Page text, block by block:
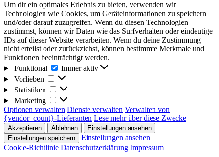
Um dir ein optimales Erlebnis zu bieten, verwenden wir
Technologien wie Cookies, um Geräteinformationen zu speichern
und/oder darauf zuzugreifen. Wenn du diesen Technologien
zustimmst, können wir Daten wie das Surfverhalten oder eindeutige
IDs auf dieser Website verarbeiten. Wenn du deine Zustimmung
nicht erteilst oder zurückziehst, können bestimmte Merkmale und
Funktionen beeinträchtigt werden.
Funktional
Funktional
Immer aktiv
Vorlieben
Vorlieben
Statistiken
Statistiken
Marketing
Marketing
Optionen verwalten Dienste verwalten Verwalten von
{vendor_count}-Lieferanten Lese mehr über diese Zwecke
Akzeptieren Ablehnen
Einstellungen ansehen
Einstellungen speichern
Einstellungen ansehen
Cookie-Richtlinie Datenschutzerklärung Impressum